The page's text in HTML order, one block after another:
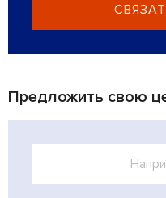
Предложить свою